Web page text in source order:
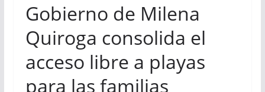
Gobierno de Milena
Quiroga consolida el
acceso libre a playas
para las familias